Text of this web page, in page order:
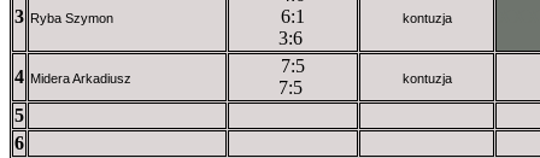
3 Ryba Szymon
6:1
3:6
kontuzja
4 Midera Arkadiusz
7:5
7:5
kontuzja
5
6